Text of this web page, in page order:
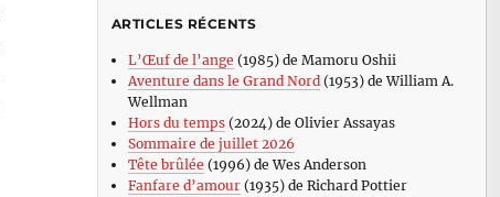
ARTICLES RÉCENTS
L’Œuf de l’ange (1985) de Mamoru Oshii
Aventure dans le Grand Nord(1953) de William A.
Wellman
Hors du temps(2024) de Olivier Assayas
Sommaire de juillet 2026
Tête brûlée (1996) de Wes Anderson
Fanfare d’amour(1935) de Richard Pottier